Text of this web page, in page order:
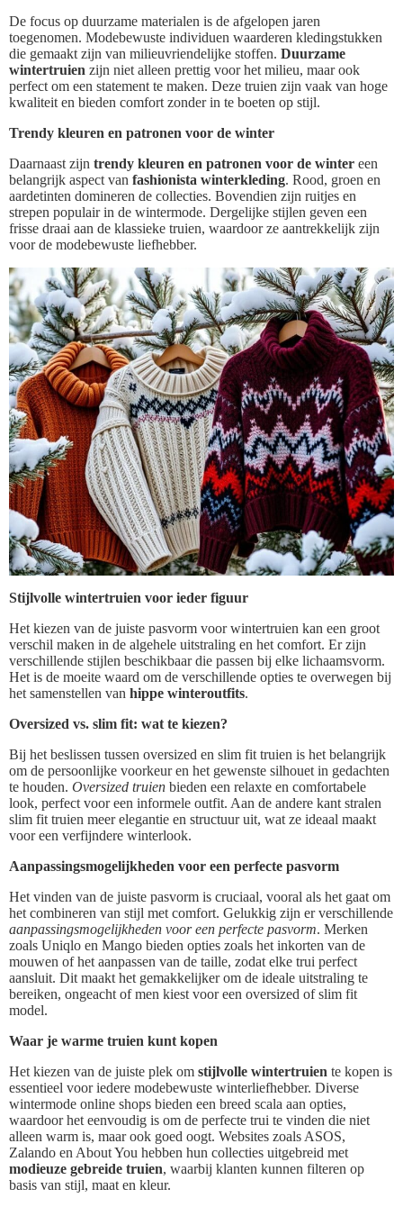
De focus op duurzame materialen is de afgelopen jaren
toegenomen. Modebewuste individuen waarderen kledingstukken
die gemaakt zijn van milieuvriendelijke stoffen. Duurzame
wintertruien zijn niet alleen prettig voor het milieu, maar ook
perfect om een statement te maken. Deze truien zijn vaak van hoge
kwaliteit en bieden comfort zonder in te boeten op stijl.
Trendy kleuren en patronen voor de winter
Daarnaast zijn trendy kleuren en patronen voor de winter een
belangrijk aspect van fashionista winterkleding. Rood, groen en
aardetinten domineren de collecties. Bovendien zijn ruitjes en
strepen populair in de wintermode. Dergelijke stijlen geven een
frisse draai aan de klassieke truien, waardoor ze aantrekkelijk zijn
voor de modebewuste liefhebber.
Stijlvolle wintertruien voor ieder figuur
Het kiezen van de juiste pasvorm voor wintertruien kan een groot
verschil maken in de algehele uitstraling en het comfort. Er zijn
verschillende stijlen beschikbaar die passen bij elke lichaamsvorm.
Het is de moeite waard om de verschillende opties te overwegen bij
het samenstellen van hippe winteroutfits.
Oversized vs. slim fit: wat te kiezen?
Bij het beslissen tussen oversized en slim fit truien is het belangrijk
om de persoonlijke voorkeur en het gewenste silhouet in gedachten
te houden. Oversized truien bieden een relaxte en comfortabele
look, perfect voor een informele outfit. Aan de andere kant stralen
slim fit truien meer elegantie en structuur uit, wat ze ideaal maakt
voor een verfijndere winterlook.
Aanpassingsmogelijkheden voor een perfecte pasvorm
Het vinden van de juiste pasvorm is cruciaal, vooral als het gaat om
het combineren van stijl met comfort. Gelukkig zijn er verschillende
aanpassingsmogelijkheden voor een perfecte pasvorm. Merken
zoals Uniqlo en Mango bieden opties zoals het inkorten van de
mouwen of het aanpassen van de taille, zodat elke trui perfect
aansluit. Dit maakt het gemakkelijker om de ideale uitstraling te
bereiken, ongeacht of men kiest voor een oversized of slim fit
model.
Waar je warme truien kunt kopen
Het kiezen van de juiste plek om stijlvolle wintertruien te kopen is
essentieel voor iedere modebewuste winterliefhebber. Diverse
wintermode online shops bieden een breed scala aan opties,
waardoor het eenvoudig is om de perfecte trui te vinden die niet
alleen warm is, maar ook goed oogt. Websites zoals ASOS,
Zalando en About You hebben hun collecties uitgebreid met
modieuze gebreide truien, waarbij klanten kunnen filteren op
basis van stijl, maat en kleur.